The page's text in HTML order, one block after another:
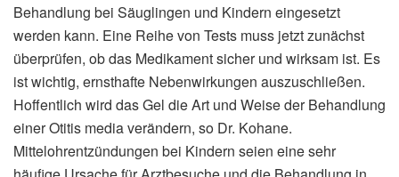
Behandlung bei Säuglingen und Kindern eingesetzt
werden kann. Eine Reihe von Tests muss jetzt zunächst
überprüfen, ob das Medikament sicher und wirksam ist. Es
ist wichtig, ernsthafte Nebenwirkungen auszuschließen.
Hoffentlich wird das Gel die Art und Weise der Behandlung
einer Otitis media verändern, so Dr. Kohane.
Mittelohrentzündungen bei Kindern seien eine sehr